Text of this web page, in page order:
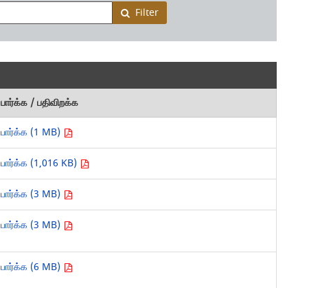
Filter
பார்க்க / பதிவிறக்க
பார்க்க (1 MB)
பார்க்க (1,016 KB)
பார்க்க (3 MB)
பார்க்க (3 MB)
பார்க்க (6 MB)